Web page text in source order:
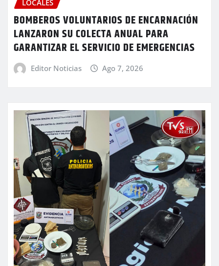
LOCALES
BOMBEROS VOLUNTARIOS DE ENCARNACIÓN
LANZARON SU COLECTA ANUAL PARA
GARANTIZAR EL SERVICIO DE EMERGENCIAS
Editor Noticias Ago 7, 2026